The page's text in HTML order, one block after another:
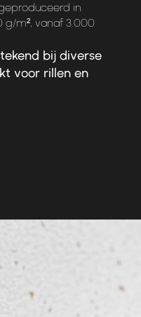
in
m², vanaf 3.000
bij diverse
voor rillen en